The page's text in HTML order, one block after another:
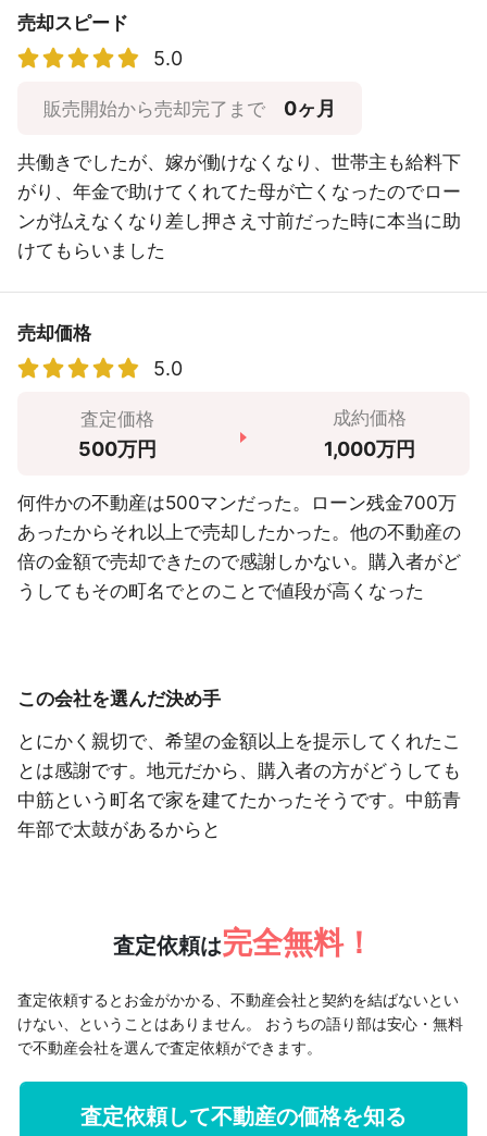
売却スピード
5.0
販売開始から売却完了まで 0ヶ月
共働きでしたが、嫁が働けなくなり、世帯主も給料下
がり、年金で助けてくれてた母が亡くなったのでロー
ンが払えなくなり差し押さえ寸前だった時に本当に助
けてもらいました
売却価格
5.0
査定価格
500万円
成約価格
1,000万円
何件かの不動産は500マンだった。ローン残金700万
あったからそれ以上で売却したかった。他の不動産の
倍の金額で売却できたので感謝しかない。購入者がど
うしてもその町名でとのことで値段が高くなった
この会社を選んだ決め手
とにかく親切で、希望の金額以上を提示してくれたこ
とは感謝です。地元だから、購入者の方がどうしても
中筋という町名で家を建てたかったそうです。中筋青
年部で太鼓があるからと
査定依頼は完全無料！
査定依頼するとお金がかかる、不動産会社と契約を結ばないとい
けない、ということはありません。 おうちの語り部は安心・無料
で不動産会社を選んで査定依頼ができます。
査定依頼して不動産の価格を知る